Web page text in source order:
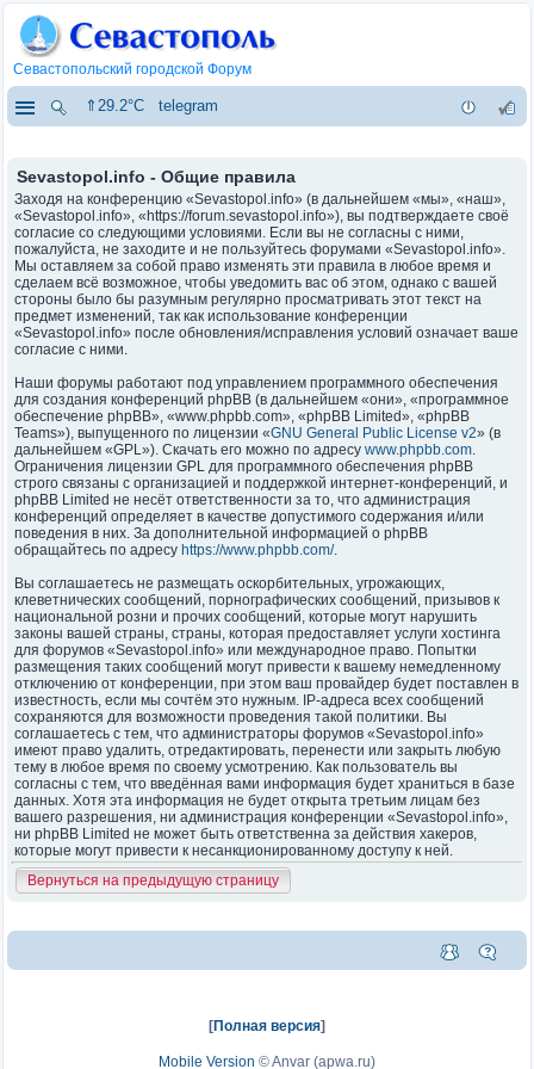
Севастопольский городской Форум
⇑29.2°C telegram
Sevastopol.info - Общие правила
Заходя на конференцию «Sevastopol.info» (в дальнейшем «мы», «наш»,
«Sevastopol.info», «https://forum.sevastopol.info»), вы подтверждаете своё
согласие со следующими условиями. Если вы не согласны с ними,
пожалуйста, не заходите и не пользуйтесь форумами «Sevastopol.info».
Мы оставляем за собой право изменять эти правила в любое время и
сделаем всё возможное, чтобы уведомить вас об этом, однако с вашей
стороны было бы разумным регулярно просматривать этот текст на
предмет изменений, так как использование конференции
«Sevastopol.info» после обновления/исправления условий означает ваше
согласие с ними.
Наши форумы работают под управлением программного обеспечения
для создания конференций phpBB (в дальнейшем «они», «программное
обеспечение phpBB», «www.phpbb.com», «phpBB Limited», «phpBB
Teams»), выпущенного по лицензии «GNU General Public License v2» (в
дальнейшем «GPL»). Скачать его можно по адресу www.phpbb.com.
Ограничения лицензии GPL для программного обеспечения phpBB
строго связаны с организацией и поддержкой интернет-конференций, и
phpBB Limited не несёт ответственности за то, что администрация
конференций определяет в качестве допустимого содержания и/или
поведения в них. За дополнительной информацией о phpBB
обращайтесь по адресу https://www.phpbb.com/.
Вы соглашаетесь не размещать оскорбительных, угрожающих,
клеветнических сообщений, порнографических сообщений, призывов к
национальной розни и прочих сообщений, которые могут нарушить
законы вашей страны, страны, которая предоставляет услуги хостинга
для форумов «Sevastopol.info» или международное право. Попытки
размещения таких сообщений могут привести к вашему немедленному
отключению от конференции, при этом ваш провайдер будет поставлен в
известность, если мы сочтём это нужным. IP-адреса всех сообщений
сохраняются для возможности проведения такой политики. Вы
соглашаетесь с тем, что администраторы форумов «Sevastopol.info»
имеют право удалить, отредактировать, перенести или закрыть любую
тему в любое время по своему усмотрению. Как пользователь вы
согласны с тем, что введённая вами информация будет храниться в базе
данных. Хотя эта информация не будет открыта третьим лицам без
вашего разрешения, ни администрация конференции «Sevastopol.info»,
ни phpBB Limited не может быть ответственна за действия хакеров,
которые могут привести к несанкционированному доступу к ней.
Вернуться на предыдущую страницу
[Полная версия]
Mobile Version ©Anvar (apwa.ru)